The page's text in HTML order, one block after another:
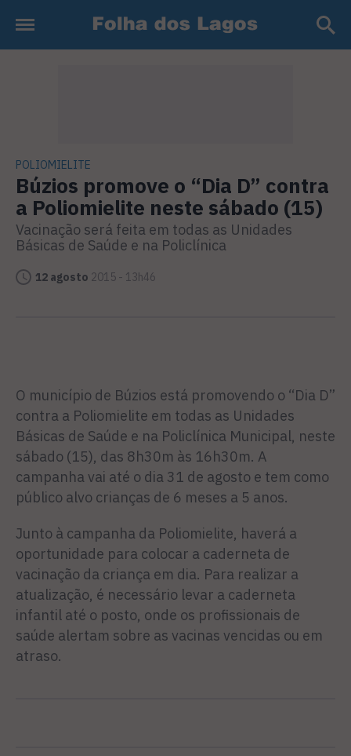
POLIOMIELITE
Búzios promove o “Dia D” contra
a Poliomielite neste sábado (15)
Vacinação será feita em todas as Unidades
Básicas de Saúde e na Policlínica
12 agosto 2015 - 13h46
O município de Búzios está promovendo o “Dia D”
contra a Poliomielite em todas as Unidades
Básicas de Saúde e na Policlínica Municipal, neste
sábado (15), das 8h30m às 16h30m. A
campanha vai até o dia 31 de agosto e tem como
público alvo crianças de 6 meses a 5 anos.
Junto à campanha da Poliomielite, haverá a
oportunidade para colocar a caderneta de
vacinação da criança em dia. Para realizar a
atualização, é necessário levar a caderneta
infantil até o posto, onde os profissionais de
saúde alertam sobre as vacinas vencidas ou em
atraso.